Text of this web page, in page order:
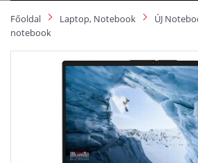
Főoldal Laptop, Notebook ÚJ
notebook